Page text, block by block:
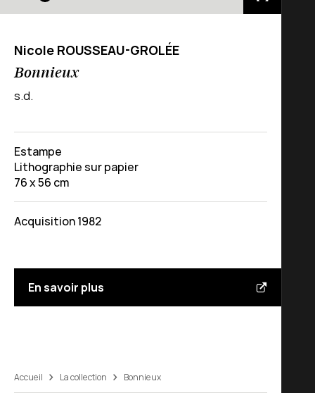
Nicole ROUSSEAU-GROLÉE
Bonnieux
s.d.
Estampe
Lithographie sur papier
76 x 56 cm
Acquisition 1982
En savoir plus
Accueil La collection Bonnieux